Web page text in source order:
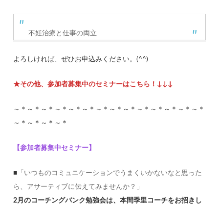
不妊治療と仕事の両立
よろしければ、ぜひお申込みください。(^^)
★その他、参加者募集中のセミナーはこちら！↓↓↓
～＊～＊～＊～＊～＊～＊～＊～＊～＊～＊～＊～＊～＊～＊
～＊～＊～＊～＊
【参加者募集中セミナー】
■ 「いつものコミュニケーションでうまくいかないなと思った
ら、アサーティブに伝えてみませんか？」
2月のコーチングバンク勉強会は、本間季里コーチをお招きし